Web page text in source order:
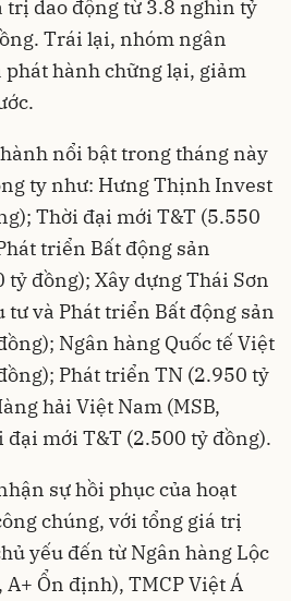
trị dao động từ 3.8 nghìn tỷ
Trái lại, nhóm ngân
hành chững lại, giảm
nổi bật trong tháng này
ty như: Hưng Thịnh Invest
Thời đại mới T&T (5.550
triển Bất động sản
đồng); Xây dựng Thái Sơn
tư và Phát triển Bất động sản
Ngân hàng Quốc tế Việt
Phát triển TN (2.950 tỷ
hải Việt Nam (MSB,
đại mới T&T (2.500 tỷ đồng).
sự hồi phục của hoạt
chúng, với tổng giá trị
yếu đến từ Ngân hàng Lộc
A+ Ổn định), TMCP Việt Á